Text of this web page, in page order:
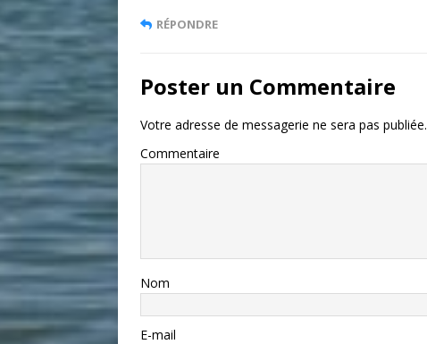
RÉPONDRE
Poster un Commentaire
Votre adresse de messagerie ne sera pas publiée.
Commentaire
Nom
E-mail